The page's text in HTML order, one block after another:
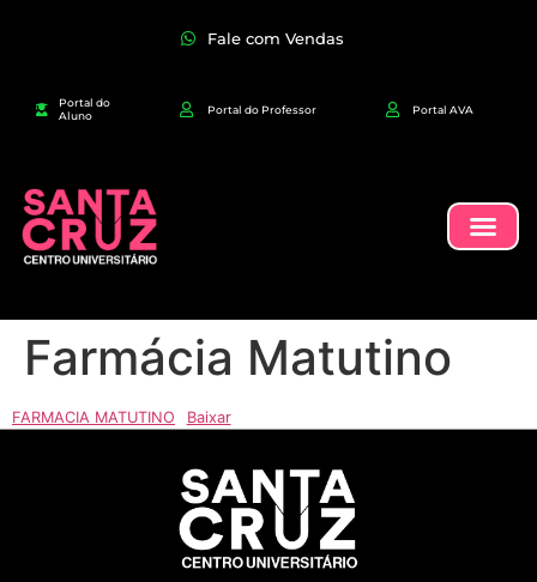
Fale com Vendas
Portal do
Aluno
Portal do Professor Portal AVA
Farmácia Matutino
FARMACIA MATUTINO Baixar